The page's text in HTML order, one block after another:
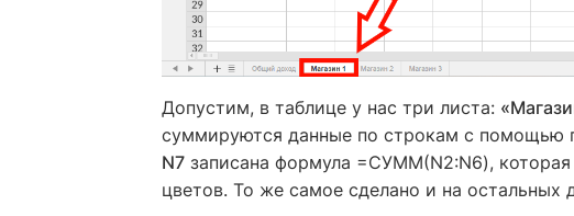
Допустим, в таблице у нас три листа:
суммируются данные по строкам с
N7 записана формула =СУММ(N2:N6),
цветов. То же самое сделано и на остальных